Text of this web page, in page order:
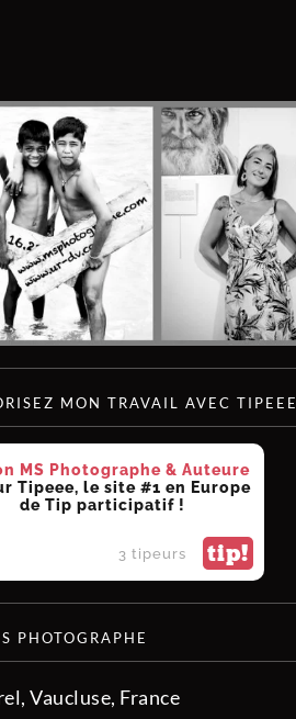
MON TRAVAIL AVEC TIPEEE
MS Photographe & Auteure
Tipeee, le site #1 en Europe
de Tip participatif !
3 tipeurs tip!
PHOTOGRAPHE
Vaucluse, France